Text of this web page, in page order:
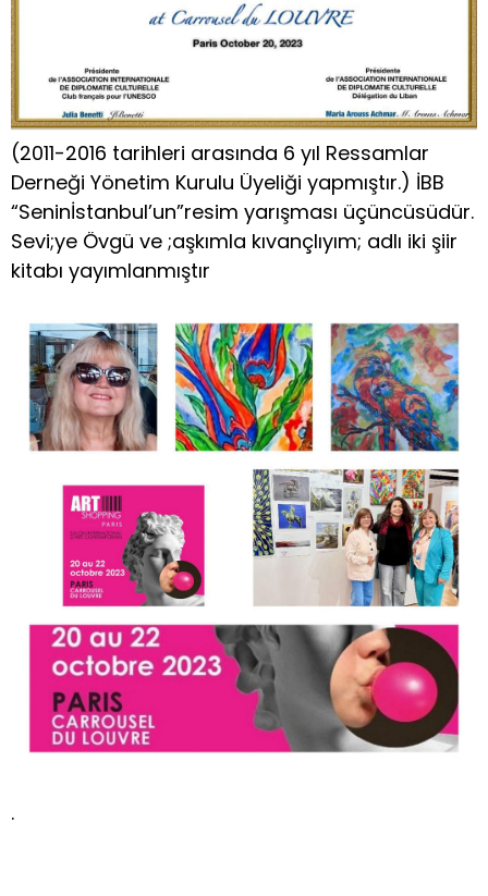
(2011-2016 tarihleri arasında 6 yıl Ressamlar
Derneği Yönetim Kurulu Üyeliği yapmıştır.) İBB
“Seninİstanbul’un”resim yarışması üçüncüsüdür.
Sevi;ye Övgü ve ;aşkımla kıvançlıyım; adlı iki şiir
kitabı yayımlanmıştır
.